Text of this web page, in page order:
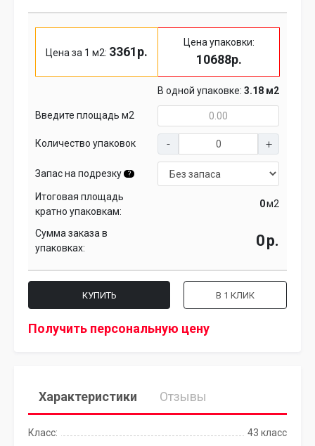
Цена за 1 м2: 3361р.
Цена упаковки:
10688р.
В одной упаковке: 3.18 м2
Введите площадь м2
Количество упаковок
Запас на подрезку ?
Итоговая площадь
кратно упаковкам:
м2
Сумма заказа в
упаковках:
р.
КУПИТЬ В 1 КЛИК
Получить персональную цену
Характеристики Отзывы
Класс:
43 класс